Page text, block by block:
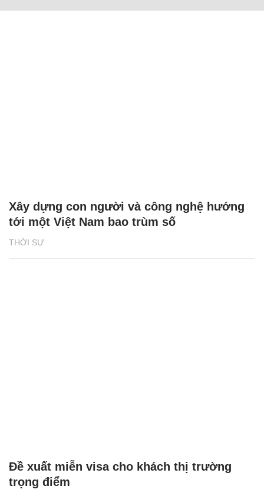
THỜI SỰ
Xây dựng con người và công nghệ hướng
tới một Việt Nam bao trùm số
Đề xuất miễn visa cho khách thị trường
trọng điểm